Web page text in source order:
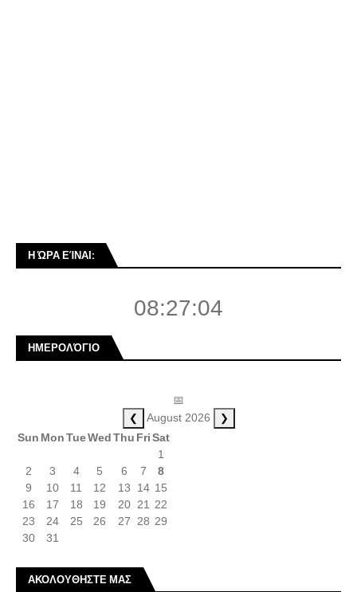
Η ΏΡΑ ΕΊΝΑΙ:
08:27:05
ΗΜΕΡΟΛΌΓΙΟ
📅
❮ August 2026 ❯
Sun MonTueWedThu FriSat
1
2
3 4 5 6 7
8
9
10 11 12 13 14 15
16
17 18 19 20 21 22
23
24 25 26 27 28 29
30
31
ΑΚΟΛΟΥΘΗΣΤΕ ΜΑΣ